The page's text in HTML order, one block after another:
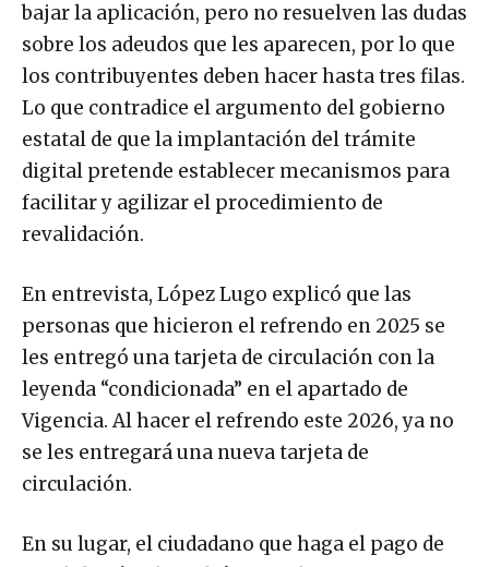
bajar la aplicación, pero no resuelven las dudas
sobre los adeudos que les aparecen, por lo que
los contribuyentes deben hacer hasta tres filas.
Lo que contradice el argumento del gobierno
estatal de que la implantación del trámite
digital pretende establecer mecanismos para
facilitar y agilizar el procedimiento de
revalidación.
En entrevista, López Lugo explicó que las
personas que hicieron el refrendo en 2025 se
les entregó una tarjeta de circulación con la
leyenda “condicionada” en el apartado de
Vigencia. Al hacer el refrendo este 2026, ya no
se les entregará una nueva tarjeta de
circulación.
En su lugar, el ciudadano que haga el pago de